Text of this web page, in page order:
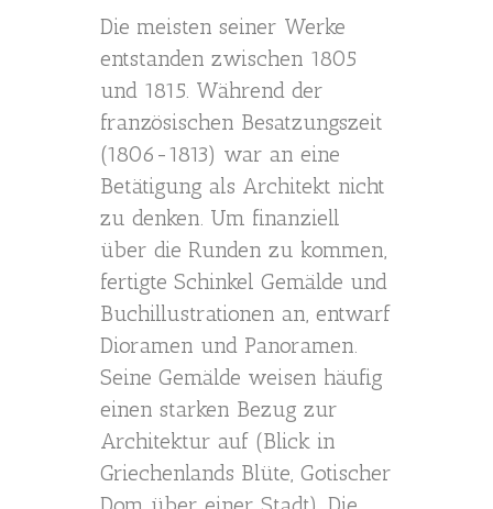
Die meisten seiner Werke
entstanden zwischen 1805
und 1815. Während der
französischen Besatzungszeit
(1806-1813) war an eine
Betätigung als Architekt nicht
zu denken. Um finanziell
über die Runden zu kommen,
fertigte Schinkel Gemälde und
Buchillustrationen an, entwarf
Dioramen und Panoramen.
Seine Gemälde weisen häufig
einen starken Bezug zur
Architektur auf (Blick in
Griechenlands Blüte, Gotischer